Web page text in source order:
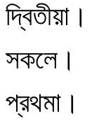
সকলে।